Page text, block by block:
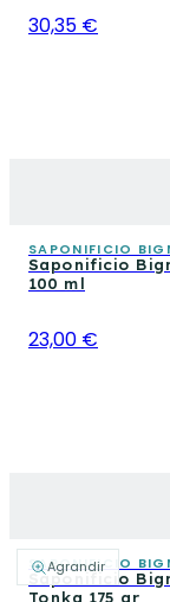
Agrandir
30,35 €
SAPONIFICIO
Saponificio
100 ml
23,00 €
SAPONIFICIO
Saponificio
Tonka 175 gr